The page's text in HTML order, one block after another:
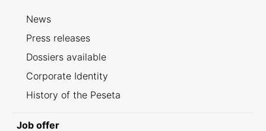
News
Press releases
Dossiers available
Corporate Identity
History of the Peseta
Job offer